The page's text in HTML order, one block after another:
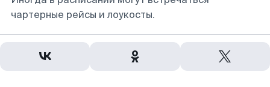
чартерные рейсы и лоукосты.